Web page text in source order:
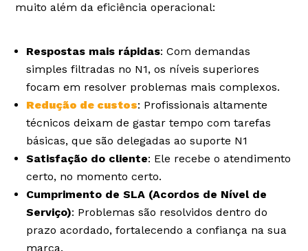
muito além da eficiência operacional:
Respostas mais rápidas: Com demandas
simples filtradas no N1, os níveis superiores
focam em resolver problemas mais complexos.
Redução de custos: Profissionais altamente
técnicos deixam de gastar tempo com tarefas
básicas, que são delegadas ao suporte N1
Satisfação do cliente: Ele recebe o atendimento
certo, no momento certo.
Cumprimento de SLA (Acordos de Nível de
Serviço): Problemas são resolvidos dentro do
prazo acordado, fortalecendo a confiança na sua
marca.